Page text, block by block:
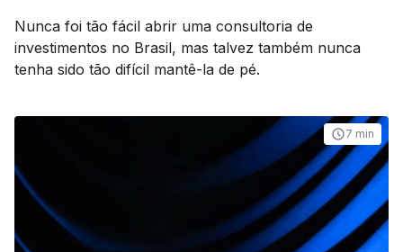
Nunca foi tão fácil abrir uma consultoria de
investimentos no Brasil, mas talvez também nunca
tenha sido tão difícil mantê-la de pé.
7 min